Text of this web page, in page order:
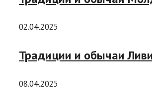
02.04.2025
Традиции и обычаи
08.04.2025